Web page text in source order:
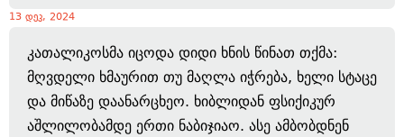
13 დეკ, 2024
კათალიკოსმა იცოდა დიდი ხნის წინათ თქმა:
მღვდელი ხმაურით თუ მაღლა იჭრება, ხელი სტაცე
და მიწაზე დაანარცხეო. ხიბლიდან ფსიქიკურ
აშლილობამდე ერთი ნაბიჯიაო. ასე ამბობდნენ